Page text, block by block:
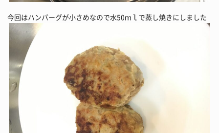
今回はハンバーグが小さめなので水50ｍｌで蒸し焼きにしました